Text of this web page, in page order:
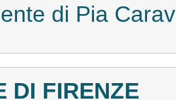
di Pia
DI FIRENZE